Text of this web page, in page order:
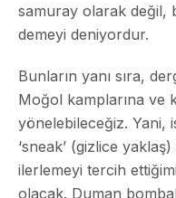
samuray olarak değil,
demeyi deniyordur.
Bunların yanı sıra,
Moğol kamplarına ve
yönelebileceğiz. Yani,
‘sneak’ (gizlice
ilerlemeyi tercih
olacak. Duman